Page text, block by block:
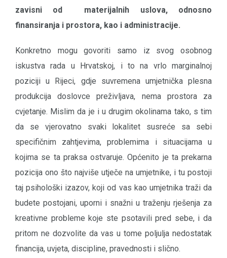
zavisni od materijalnih uslova, odnosno
finansiranja i prostora, kao i administracije.
Konkretno mogu govoriti samo iz svog osobnog
iskustva rada u Hrvatskoj, i to na vrlo marginalnoj
poziciji u Rijeci, gdje suvremena umjetnička plesna
produkcija doslovce preživljava, nema prostora za
cvjetanje. Mislim da je i u drugim okolinama tako, s tim
da se vjerovatno svaki lokalitet susreće sa sebi
specifičnim zahtjevima, problemima i situacijama u
kojima se ta praksa ostvaruje. Općenito je ta prekarna
pozicija ono što najviše utječe na umjetnike, i tu postoji
taj psihološki izazov, koji od vas kao umjetnika traži da
budete postojani, uporni i snažni u traženju rješenja za
kreativne probleme koje ste psotavili pred sebe, i da
pritom ne dozvolite da vas u tome poljulja nedostatak
financija, uvjeta, discipline, pravednosti i slično.